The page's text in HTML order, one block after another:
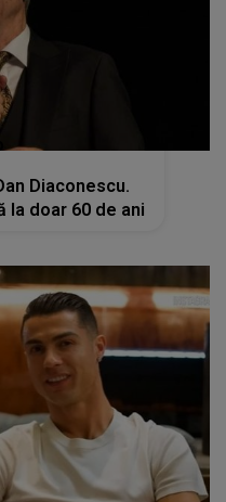
Diaconescu.
la doar 60 de ani